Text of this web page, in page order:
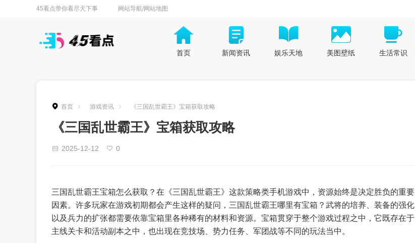
45看点带你看尽天下事 网站导航/网站地图
首页 新闻资讯 娱乐天地 美图壁纸 生活常识
首页 游戏资讯 《三国乱世霸王》宝箱获取攻略
《三国乱世霸王》宝箱获取攻略
2025-12-12 0
三国乱世霸王宝箱怎么获取？在《三国乱世霸王》这款策略类手机游戏中，资源始终是决定胜负的重要
因素。许多玩家在游戏初期都会产生这样的疑问，三国乱世霸王哪里有宝箱？武将的培养、装备的强化
以及兵力的扩张都需要依靠宝箱里各种稀有的材料和资源。宝箱贯穿于整个游戏过程之中，它既存在于
主线关卡和活动副本之中，也出现在竞技场、势力任务、军团战等不同的玩法当中。